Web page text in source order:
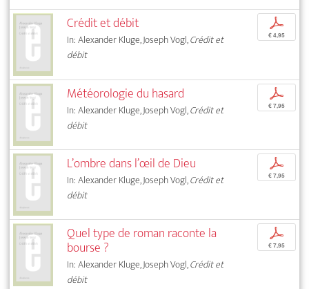
Crédit et débit
In: Alexander Kluge, Joseph Vogl,Crédit et
débit
p
€ 4,95
Météorologie du hasard
In: Alexander Kluge, Joseph Vogl,Crédit et
débit
p
€ 7,95
L’ombre dans l’œil de Dieu
In: Alexander Kluge, Joseph Vogl,Crédit et
débit
p
€ 7,95
Quel type de roman raconte la
bourse ?
In: Alexander Kluge, Joseph Vogl,Crédit et
débit
p
€ 7,95